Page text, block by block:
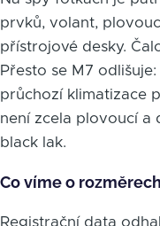
prvků, volant,
přístrojové desky.
Přesto se M7
průchozí klimatizace
není zcela plovoucí a
black lak.
Co víme o
Registrační data